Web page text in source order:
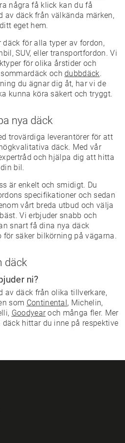
några få klick kan du få
däck från välkända märken,
eget hem.
för alla typer av fordon,
SUV, eller transportfordon. Vi
för olika årstider och
ochdubbdäck.
du ägnar dig åt, har vi de
kunna köra säkert och tryggt.
nya däck
trovärdiga leverantörer för att
däck. Med vår
och hjälpa dig att hitta
bil.
är enkelt och smidigt. Du
specifikationer och sedan
vårt breda utbud och välja
Vi erbjuder snabb och
snart få dina nya däck
för säker bilkörning på vägarna.
däck
ni?
av däck från olika tillverkare,
som Continental, Michelin,
Goodyearoch många fler. Mer
hittar du inne på respektive